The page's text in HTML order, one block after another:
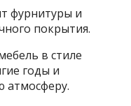
фурнитуры и
покрытия.
в стиле
годы и
атмосферу.